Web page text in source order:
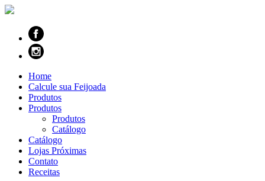
Home
Calcule sua Feijoada
Produtos
Produtos
Produtos
Catálogo
Catálogo
Lojas Próximas
Contato
Receitas